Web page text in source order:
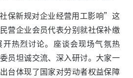
保新规对企业经营用工影响”这
营企业会员代表分别就社保补缴
热烈讨论。座谈会现场气氛热
员坦诚交流、深入研讨。大家一
台体现了国家对劳动者权益保障